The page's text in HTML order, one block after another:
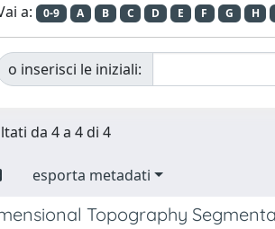
a: 0-9 A B C D E F G H
o inserisci le iniziali:
da 4 a 4 di 4
esporta metadati
Topography